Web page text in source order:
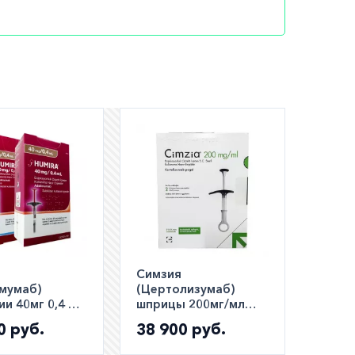
по РФ)
40мг 0,4 мл
руб.
Симзия
(Цертолизумаб)
шприцы 200мг/мл
38 900 руб.